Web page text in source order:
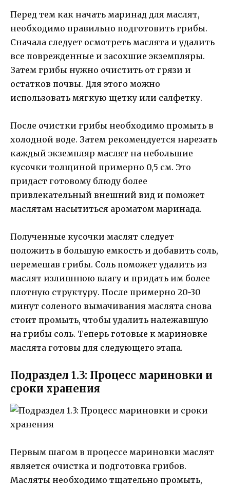
Перед тем как начать маринад для маслят,
необходимо правильно подготовить грибы.
Сначала следует осмотреть маслята и удалить
все поврежденные и засохшие экземпляры.
Затем грибы нужно очистить от грязи и
остатков почвы. Для этого можно
использовать мягкую щетку или салфетку.
После очистки грибы необходимо промыть в
холодной воде. Затем рекомендуется нарезать
каждый экземпляр маслят на небольшие
кусочки толщиной примерно 0,5 см. Это
придаст готовому блюду более
привлекательный внешний вид и поможет
маслятам насытиться ароматом маринада.
Полученные кусочки маслят следует
положить в большую емкость и добавить соль,
перемешав грибы. Соль поможет удалить из
маслят излишнюю влагу и придать им более
плотную структуру. После примерно 20-30
минут соленого вымачивания маслята снова
стоит промыть, чтобы удалить належавшую
на грибы соль. Теперь готовые к мариновке
маслята готовы для следующего этапа.
Подраздел 1.3: Процесс мариновки и
сроки хранения
Первым шагом в процессе мариновки маслят
является очистка и подготовка грибов.
Масляты необходимо тщательно промыть,